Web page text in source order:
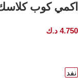
اكمي كوب كلاسك ٢٨٠ ملي ازرق
4.750 د.ك
نفد